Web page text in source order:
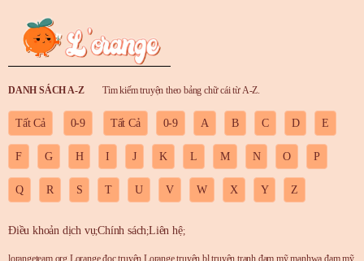
DANH SÁCH A-Z Tìm kiếm truyện theo bảng chữ cái từ A-Z.
Tất Cả 0-9 Tất Cả 0-9 A B C D E
F G H I J K L M N O P
Q R S T U V W X Y Z
Điều khoản dịch vụ;Chính sách;Liên hệ;